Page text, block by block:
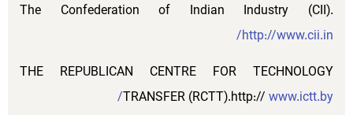
The Confederation of Indian Industry (CII).
http://www.cii.in/
THE REPUBLICAN CENTRE FOR TECHNOLOGY
TRANSFER (RCTT).http:// www.ictt.by/